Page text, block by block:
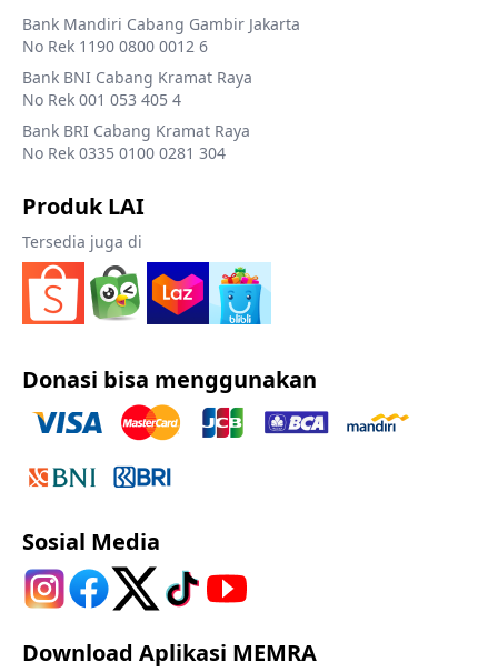
Bank Mandiri Cabang Gambir Jakarta
No Rek 1190 0800 0012 6
Bank BNI Cabang Kramat Raya
No Rek 001 053 405 4
Bank BRI Cabang Kramat Raya
No Rek 0335 0100 0281 304
Produk LAI
Tersedia juga di
Donasi bisa menggunakan
Sosial Media
Download Aplikasi MEMRA